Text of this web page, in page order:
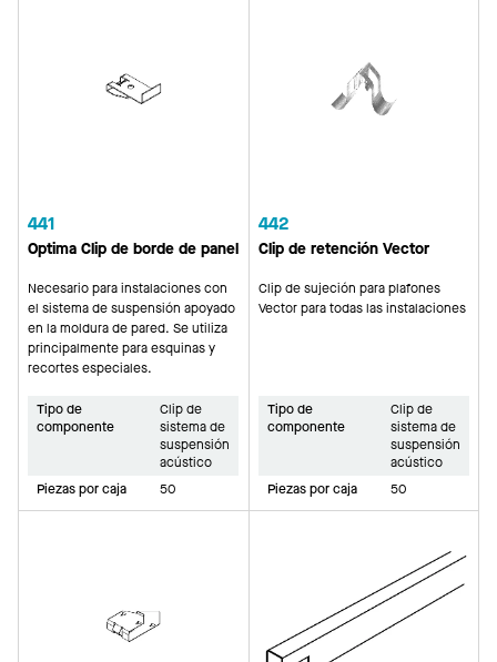
441
Optima Clip de borde de panel
Necesario para instalaciones con
el sistema de suspensión apoyado
en la moldura de pared. Se utiliza
principalmente para esquinas y
recortes especiales.
Tipo de
componente
Clip de
sistema de
suspensión
acústico
Piezas por caja
50
442
Clip de retención Vector
Clip de sujeción para plafones
Vector para todas las instalaciones
Tipo de
componente
Clip de
sistema de
suspensión
acústico
Piezas por caja
50